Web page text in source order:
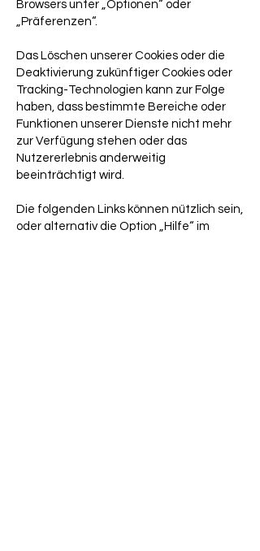
Browsers unter „Optionen“ oder
„Präferenzen“.
Das Löschen unserer Cookies oder die
Deaktivierung zukünftiger Cookies oder
Tracking-Technologien kann zur Folge
haben, dass bestimmte Bereiche oder
Funktionen unserer Dienste nicht mehr
zur Verfügung stehen oder das
Nutzererlebnis anderweitig
beeinträchtigt wird.
Die folgenden Links können nützlich sein,
oder alternativ die Option „Hilfe“ im